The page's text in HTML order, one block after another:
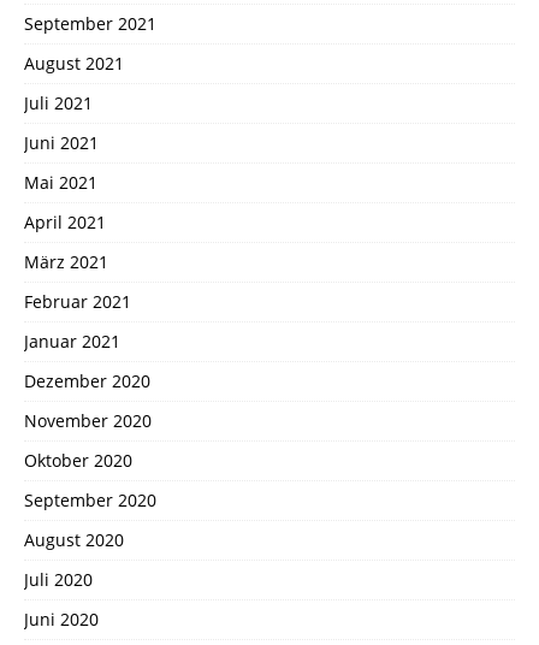
September 2021
August 2021
Juli 2021
Juni 2021
Mai 2021
April 2021
März 2021
Februar 2021
Januar 2021
Dezember 2020
November 2020
Oktober 2020
September 2020
August 2020
Juli 2020
Juni 2020